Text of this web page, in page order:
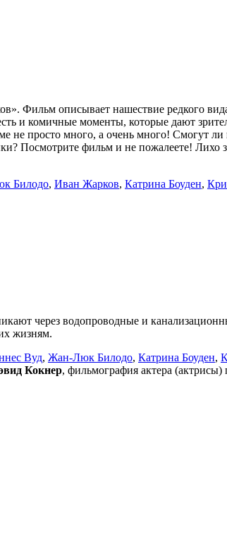
Фильм описывает нашествие редкого
и комичные моменты, которые дают
не просто много, а очень много! Смогут ли
Посмотрите фильм и не пожалеете! Лихо
Билодо, Иван Жарков, Катрина Боуден,
через водопроводные и
жизням.
Вуд, Жан-Люк Билодо, Катрина Боуден,
Кокнер, фильмография актера